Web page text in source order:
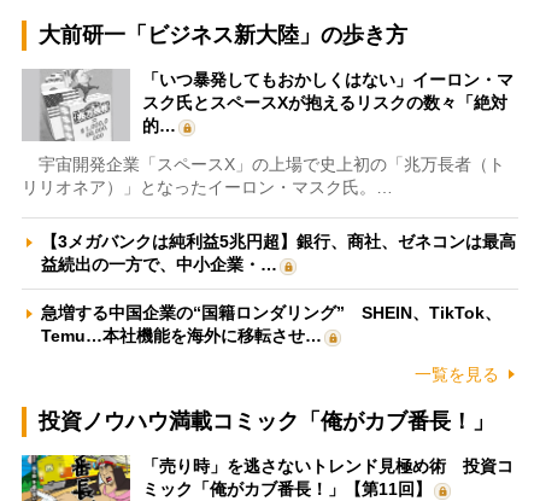
大前研一「ビジネス新大陸」の歩き方
「いつ暴発してもおかしくはない」イーロン・マ
スク氏とスペースXが抱えるリスクの数々「絶対
的…
宇宙開発企業「スペースX」の上場で史上初の「兆万長者（ト
リリオネア）」となったイーロン・マスク氏。…
【3メガバンクは純利益5兆円超】銀行、商社、ゼネコンは最高
益続出の一方で、中小企業・…
急増する中国企業の“国籍ロンダリング” SHEIN、TikTok、
Temu…本社機能を海外に移転させ…
一覧を見る
投資ノウハウ満載コミック「俺がカブ番長！」
「売り時」を逃さないトレンド見極め術 投資コ
ミック「俺がカブ番長！」【第11回】